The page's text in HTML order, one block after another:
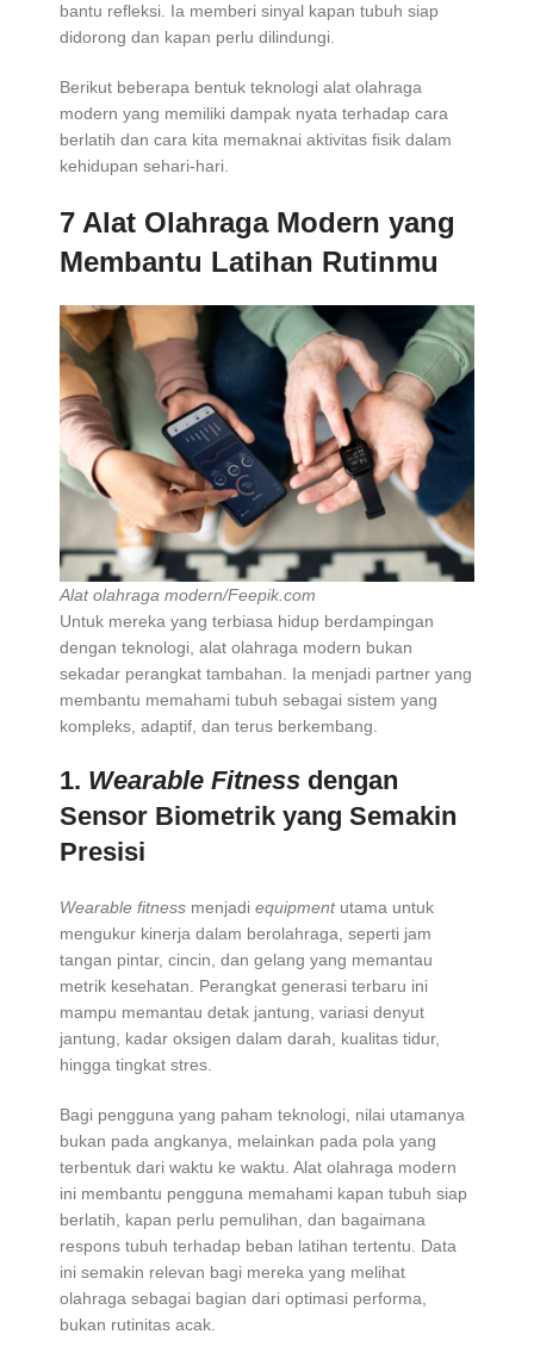
bantu refleksi. Ia memberi sinyal kapan tubuh siap
didorong dan kapan perlu dilindungi.
Berikut beberapa bentuk teknologi alat olahraga
modern yang memiliki dampak nyata terhadap cara
berlatih dan cara kita memaknai aktivitas fisik dalam
kehidupan sehari-hari.
7 Alat Olahraga Modern yang
Membantu Latihan Rutinmu
Alat olahraga modern/Feepik.com
Untuk mereka yang terbiasa hidup berdampingan
dengan teknologi, alat olahraga modern bukan
sekadar perangkat tambahan. Ia menjadi partner yang
membantu memahami tubuh sebagai sistem yang
kompleks, adaptif, dan terus berkembang.
1. Wearable Fitness dengan
Sensor Biometrik yang Semakin
Presisi
Wearable fitness menjadi equipmentutama untuk
mengukur kinerja dalam berolahraga, seperti jam
tangan pintar, cincin, dan gelang yang memantau
metrik kesehatan. Perangkat generasi terbaru ini
mampu memantau detak jantung, variasi denyut
jantung, kadar oksigen dalam darah, kualitas tidur,
hingga tingkat stres.
Bagi pengguna yang paham teknologi, nilai utamanya
bukan pada angkanya, melainkan pada pola yang
terbentuk dari waktu ke waktu. Alat olahraga modern
ini membantu pengguna memahami kapan tubuh siap
berlatih, kapan perlu pemulihan, dan bagaimana
respons tubuh terhadap beban latihan tertentu. Data
ini semakin relevan bagi mereka yang melihat
olahraga sebagai bagian dari optimasi performa,
bukan rutinitas acak.